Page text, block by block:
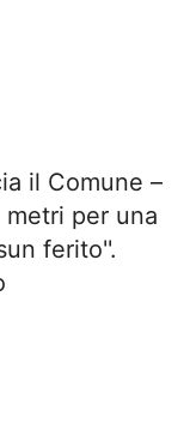
il Comune –
per una
ferito''.